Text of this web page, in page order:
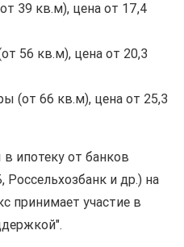
39 кв.м), цена от 17,4
56 кв.м), цена от 20,3
(от 66 кв.м), цена от 25,3
ипотеку от банков
и др.) на
принимает участие в